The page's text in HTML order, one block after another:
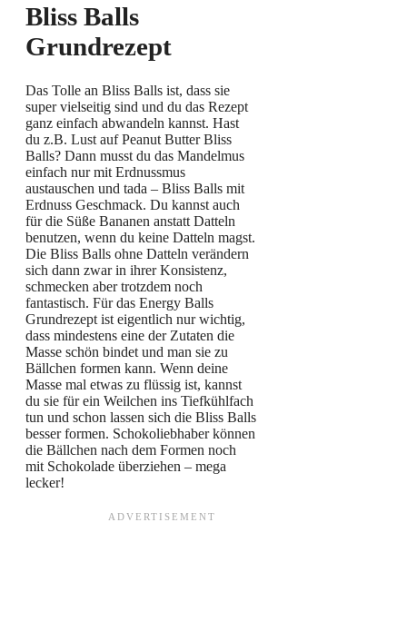
Bliss Balls
Grundrezept
Das Tolle an Bliss Balls ist, dass sie
super vielseitig sind und du das Rezept
ganz einfach abwandeln kannst. Hast
du z.B. Lust auf Peanut Butter Bliss
Balls? Dann musst du das Mandelmus
einfach nur mit Erdnussmus
austauschen und tada – Bliss Balls mit
Erdnuss Geschmack. Du kannst auch
für die Süße Bananen anstatt Datteln
benutzen, wenn du keine Datteln magst.
Die Bliss Balls ohne Datteln verändern
sich dann zwar in ihrer Konsistenz,
schmecken aber trotzdem noch
fantastisch. Für das Energy Balls
Grundrezept ist eigentlich nur wichtig,
dass mindestens eine der Zutaten die
Masse schön bindet und man sie zu
Bällchen formen kann. Wenn deine
Masse mal etwas zu flüssig ist, kannst
du sie für ein Weilchen ins Tiefkühlfach
tun und schon lassen sich die Bliss Balls
besser formen. Schokoliebhaber können
die Bällchen nach dem Formen noch
mit Schokolade überziehen – mega
lecker!